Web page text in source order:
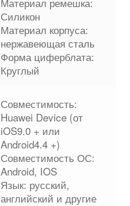
Силикон
Материал корпуса:
нержавеющая сталь
Форма циферблата:
Круглый
Совместимость:
Huawei Device (от
iOS9.0 + или
Android4.4 +)
Совместимость ОС:
Android, IOS
Язык: русский,
английский и другие